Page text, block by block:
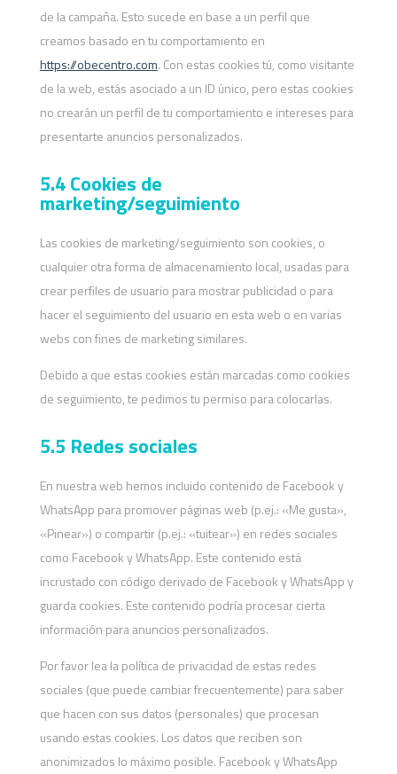
de la campaña. Esto sucede en base a un perfil que
creamos basado en tu comportamiento en
https://obecentro.com. Con estas cookies tú, como visitante
de la web, estás asociado a un ID único, pero estas cookies
no crearán un perfil de tu comportamiento e intereses para
presentarte anuncios personalizados.
5.4 Cookies de
marketing/seguimiento
Las cookies de marketing/seguimiento son cookies, o
cualquier otra forma de almacenamiento local, usadas para
crear perfiles de usuario para mostrar publicidad o para
hacer el seguimiento del usuario en esta web o en varias
webs con fines de marketing similares.
Debido a que estas cookies están marcadas como cookies
de seguimiento, te pedimos tu permiso para colocarlas.
5.5 Redes sociales
En nuestra web hemos incluido contenido de Facebook y
WhatsApp para promover páginas web (p.ej.: «Me gusta»,
«Pinear») o compartir (p.ej.: «tuitear») en redes sociales
como Facebook y WhatsApp. Este contenido está
incrustado con código derivado de Facebook y WhatsApp y
guarda cookies. Este contenido podría procesar cierta
información para anuncios personalizados.
Por favor lea la política de privacidad de estas redes
sociales (que puede cambiar frecuentemente) para saber
que hacen con sus datos (personales) que procesan
usando estas cookies. Los datos que reciben son
anonimizados lo máximo posible. Facebook y WhatsApp